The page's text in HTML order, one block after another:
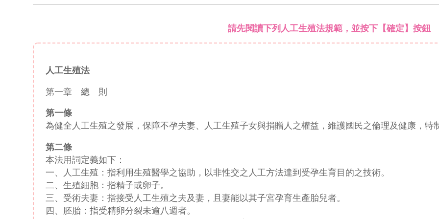
請先閱讀下列人工生殖法規範，並按下【確定】按鈕
人工生殖法
第一章 總 則
第一條
為健全人工生殖之發展，保障不孕夫妻、人工生殖子女與捐贈人之權益，維護國民之倫理及健康，特
第二條
本法用詞定義如下：
一、人工生殖：指利用生殖醫學之協助，以非性交之人工方法達到受孕生育目的之技術。
二、生殖細胞：指精子或卵子。
三、受術夫妻：指接受人工生殖之夫及妻，且妻能以其子宮孕育生產胎兒者。
四、胚胎：指受精卵分裂未逾八週者。